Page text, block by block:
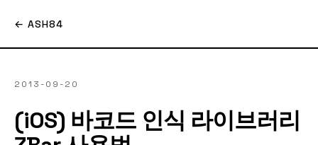
← ASH84
2013-09-20
(iOS) 바코드 인식 라이브러리